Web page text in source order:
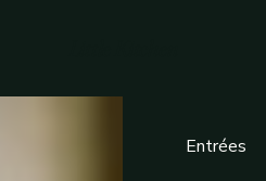
Entrées